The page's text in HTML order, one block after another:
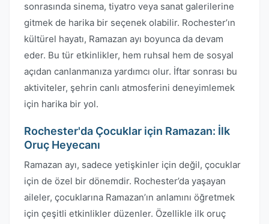
sonrasında sinema, tiyatro veya sanat galerilerine
gitmek de harika bir seçenek olabilir. Rochester’ın
kültürel hayatı, Ramazan ayı boyunca da devam
eder. Bu tür etkinlikler, hem ruhsal hem de sosyal
açıdan canlanmanıza yardımcı olur. İftar sonrası bu
aktiviteler, şehrin canlı atmosferini deneyimlemek
için harika bir yol.
Rochester'da Çocuklar için Ramazan: İlk
Oruç Heyecanı
Ramazan ayı, sadece yetişkinler için değil, çocuklar
için de özel bir dönemdir. Rochester’da yaşayan
aileler, çocuklarına Ramazan’ın anlamını öğretmek
için çeşitli etkinlikler düzenler. Özellikle ilk oruç